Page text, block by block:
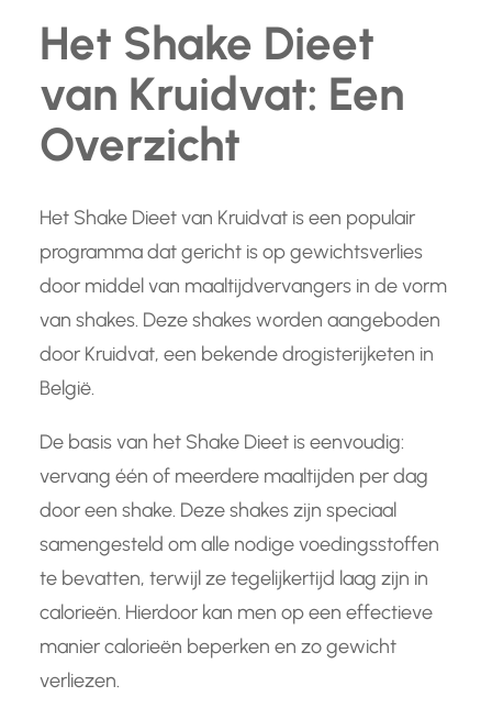
Het Shake Dieet
van Kruidvat: Een
Overzicht
Het Shake Dieet van Kruidvat is een populair
programma dat gericht is op gewichtsverlies
door middel van maaltijdvervangers in de vorm
van shakes. Deze shakes worden aangeboden
door Kruidvat, een bekende drogisterijketen in
België.
De basis van het Shake Dieet is eenvoudig:
vervang één of meerdere maaltijden per dag
door een shake. Deze shakes zijn speciaal
samengesteld om alle nodige voedingsstoffen
te bevatten, terwijl ze tegelijkertijd laag zijn in
calorieën. Hierdoor kan men op een effectieve
manier calorieën beperken en zo gewicht
verliezen.